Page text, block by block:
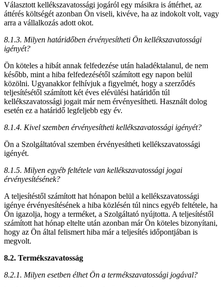
Választott kellékszavatossági jogáról egy másikra is áttérhet, az
áttérés költségét azonban Ön viseli, kivéve, ha az indokolt volt, vagy
arra a vállalkozás adott okot.
8.1.3. Milyen határidőben érvényesítheti Ön kellékszavatossági
igényét?
Ön köteles a hibát annak felfedezése után haladéktalanul, de nem
később, mint a hiba felfedezésétől számított egy napon belül
közölni. Ugyanakkor felhívjuk a figyelmét, hogy a szerződés
teljesítésétől számított két éves elévülési határidőn túl
kellékszavatossági jogait már nem érvényesítheti. Használt dolog
esetén ez a határidő legfeljebb egy év.
8.1.4. Kivel szemben érvényesítheti kellékszavatossági igényét?
Ön a Szolgáltatóval szemben érvényesítheti kellékszavatossági
igényét.
8.1.5. Milyen egyéb feltétele van kellékszavatossági jogai
érvényesítésének?
A teljesítéstől számított hat hónapon belül a kellékszavatossági
igénye érvényesítésének a hiba közlésén túl nincs egyéb feltétele, ha
Ön igazolja, hogy a terméket, a Szolgáltató nyújtotta. A teljesítéstől
számított hat hónap eltelte után azonban már Ön köteles bizonyítani,
hogy az Ön által felismert hiba már a teljesítés időpontjában is
megvolt.
8.2. Termékszavatosság
8.2.1. Milyen esetben élhet Ön a termékszavatossági jogával?